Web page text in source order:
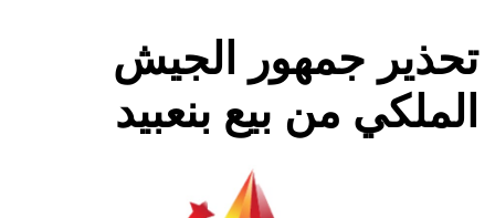
تحذير جمهور الجيش
الملكي من بيع بنعبيد